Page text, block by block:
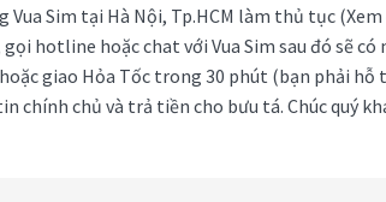
Vua Sim tại Hà Nội, Tp.HCM làm thủ tục
hotline hoặc chat với Vua Sim sau đó sẽ
giao Hỏa Tốc trong 30 phút (bạn phải
chính chủ và trả tiền cho bưu tá. Chúc quý